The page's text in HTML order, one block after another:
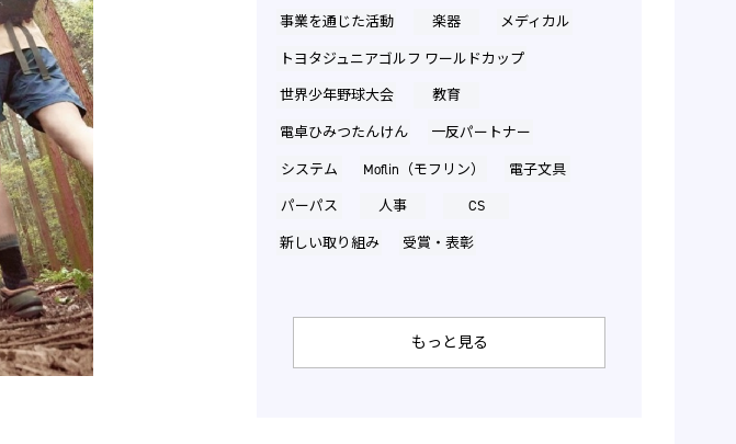
事業を通じた活動
楽器
メディカル
トヨタジュニアゴルフ ワールドカップ
世界少年野球大会
教育
電卓ひみつたんけん
一反パートナー
システム
Moflin（モフリン）
電子文具
パーパス
人事
CS
新しい取り組み
受賞・表彰
もっと見る